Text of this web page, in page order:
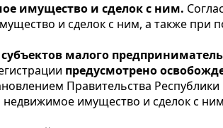
имущество и сделок с ним.
и сделок с ним, а также при
субъектов малого
предусмотрено
Правительства
имущество и сделок с